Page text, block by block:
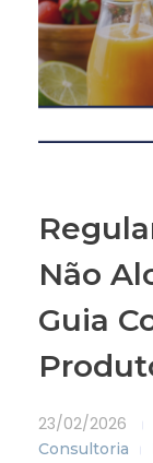
Não
Guia
23/02/2026
Consultoria